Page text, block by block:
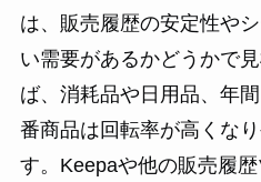
は、販売履歴の安定性や
い需要があるかどうかで
ば、消耗品や日用品、年
番商品は回転率が高くな
す。Keepaや他の販売履